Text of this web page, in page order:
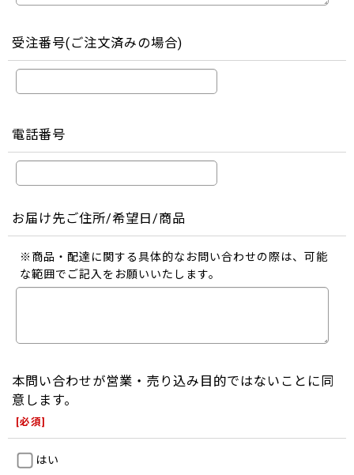
受注番号(ご注文済みの場合)
電話番号
お届け先ご住所/希望日/商品
※商品・配達に関する具体的なお問い合わせの際は、可能
な範囲でご記入をお願いいたします。
本問い合わせが営業・売り込み目的ではないことに同
意します。
[必須]
はい